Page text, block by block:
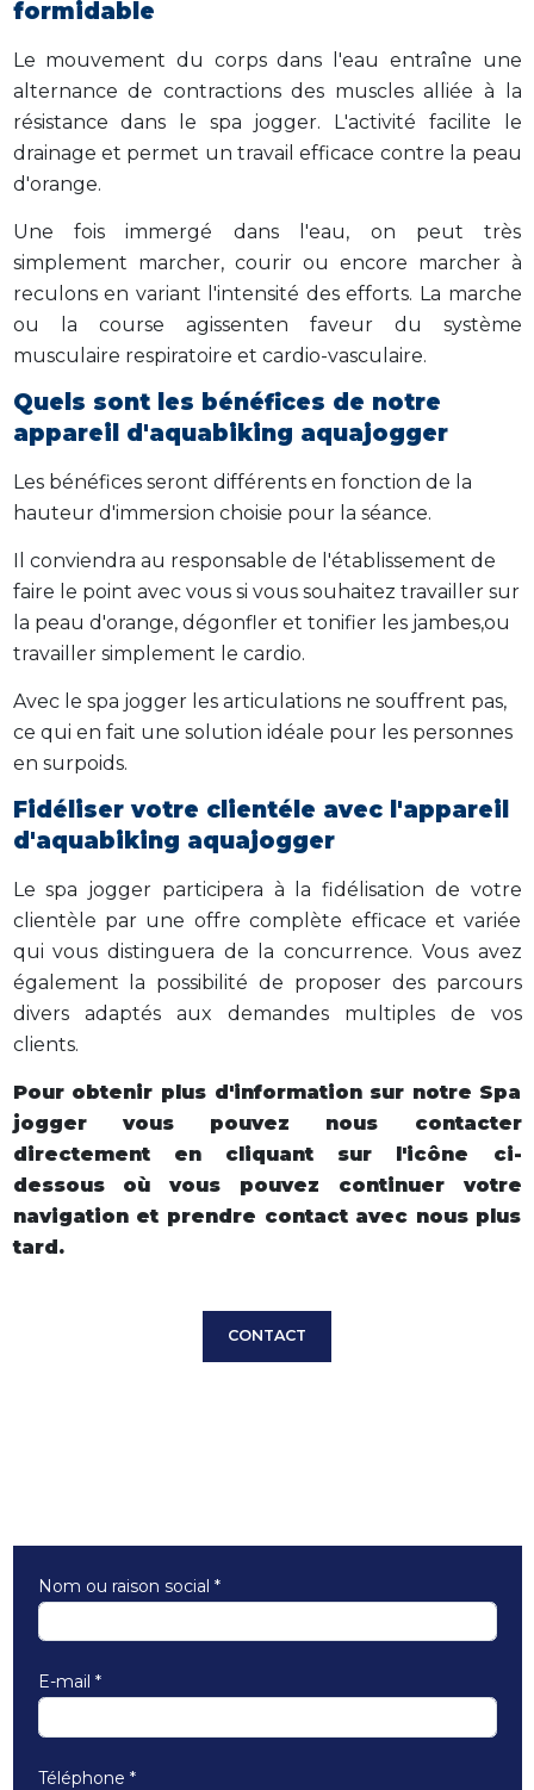
formidable
Le mouvement du corps dans l'eau entraîne une
alternance de contractions des muscles alliée à la
résistance dans le spa jogger. L'activité facilite le
drainage et permet un travail efficace contre la peau
d'orange.
Une fois immergé dans l'eau, on peut très
simplement marcher, courir ou encore marcher à
reculons en variant l'intensité des efforts. La marche
ou la course agissenten faveur du système
musculaire respiratoire et cardio-vasculaire.
Quels sont les bénéfices de notre
appareil d'aquabiking aquajogger
Les bénéfices seront différents en fonction de la
hauteur d'immersion choisie pour la séance.
Il conviendra au responsable de l'établissement de
faire le point avec vous si vous souhaitez travailler sur
la peau d'orange, dégonfler et tonifier les jambes,ou
travailler simplement le cardio.
Avec le spa jogger les articulations ne souffrent pas,
ce qui en fait une solution idéale pour les personnes
en surpoids.
Fidéliser votre clientéle avec l'appareil
d'aquabiking aquajogger
Le spa jogger participera à la fidélisation de votre
clientèle par une offre complète efficace et variée
qui vous distinguera de la concurrence. Vous avez
également la possibilité de proposer des parcours
divers adaptés aux demandes multiples de vos
clients.
Pour obtenir plus d'information sur notre Spa
jogger vous pouvez nous contacter
directement en cliquant sur l'icône ci-
dessous où vous pouvez continuer votre
navigation et prendre contact avec nous plus
tard.
CONTACT
Nom ou raison social *
E-mail *
Téléphone *